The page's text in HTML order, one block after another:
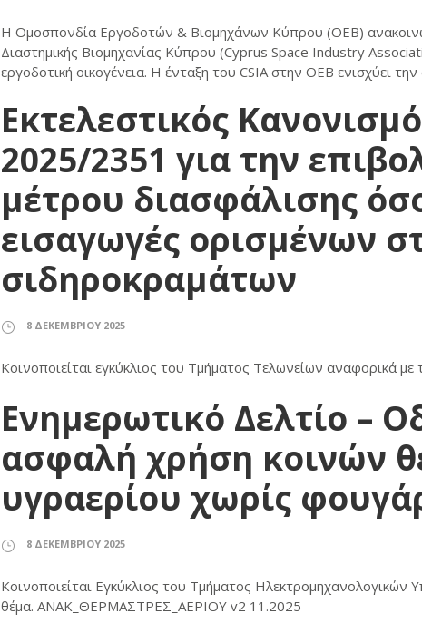
Η Ομοσπονδία Εργοδοτών & Βιομηχάνων Κύπρου (ΟΕΒ)
Διαστημικής Βιομηχανίας Κύπρου (Cyprus Space Industry
εργοδοτική οικογένεια. Η ένταξη του CSIA στην ΟΕΒ ενισχύει
Εκτελεστικός
2025/2351 για την
μέτρου διασφάλισης
εισαγωγές ορισμένων
σιδηροκραμάτων
8 ΔΕΚΕΜΒΡΊΟΥ 2025
Κοινοποιείται εγκύκλιος του Τμήματος Τελωνείων αναφορικά
Eνημερωτικό Δελτίο –
ασφαλή χρήση κοινών
υγραερίου χωρίς
8 ΔΕΚΕΜΒΡΊΟΥ 2025
Κοινοποιείται Εγκύκλιος του Τμήματος Ηλεκτρομηχανολογικών
θέμα. ΑΝΑΚ_ΘΕΡΜΑΣΤΡΕΣ_ΑΕΡΙΟY v2 11.2025